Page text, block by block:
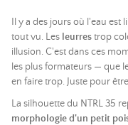
Il y a des jours où l'eau
tout vu. Les leurrestrop
illusion. C'est dans ces
les plus formateurs — que
en faire trop. Juste pour
La silhouette du NTRL 35
morphologie d'un petit